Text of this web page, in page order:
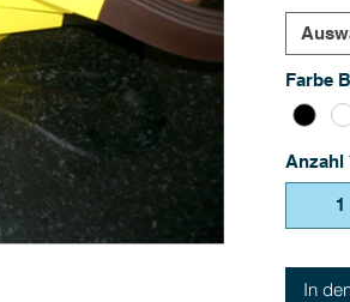
Farbe
Anzahl
In